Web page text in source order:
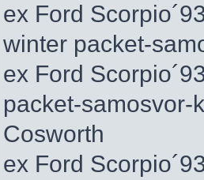
ex Ford
winter packet-
ex Ford
packet-samosvor-
Cosworth
ex Ford